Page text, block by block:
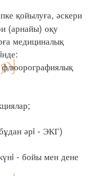
қойылуға, әскери
(арнайы) оқу
медициналық
әрi - ЭКГ)
- бойы мен дене